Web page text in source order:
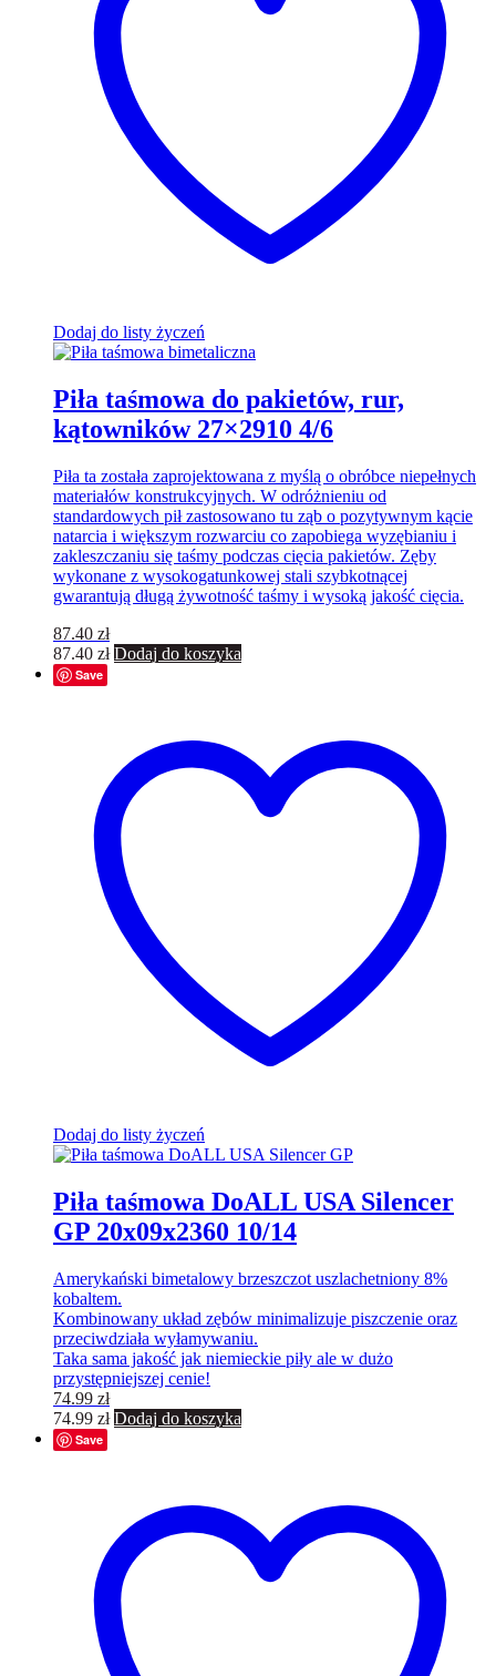
Dodaj do listy życzeń
Piła taśmowa do pakietów, rur,
kątowników 27×2910 4/6
Piła ta została zaprojektowana z myślą o obróbce niepełnych
materiałów konstrukcyjnych. W odróżnieniu od
standardowych pił zastosowano tu ząb o pozytywnym kącie
natarcia i większym rozwarciu co zapobiega wyzębianiu i
zakleszczaniu się taśmy podczas cięcia pakietów. Zęby
wykonane z wysokogatunkowej stali szybkotnącej
gwarantują długą żywotność taśmy i wysoką jakość cięcia.
87.40 zł
87.40 zł Dodaj do koszyka
Save
Dodaj do listy życzeń
Piła taśmowa DoALL USA Silencer
GP 20x09x2360 10/14
Amerykański bimetalowy brzeszczot uszlachetniony 8%
kobaltem.
Kombinowany układ zębów minimalizuje piszczenie oraz
przeciwdziała wyłamywaniu.
Taka sama jakość jak niemieckie piły ale w dużo
przystępniejszej cenie!
74.99 zł
74.99 zł Dodaj do koszyka
Save